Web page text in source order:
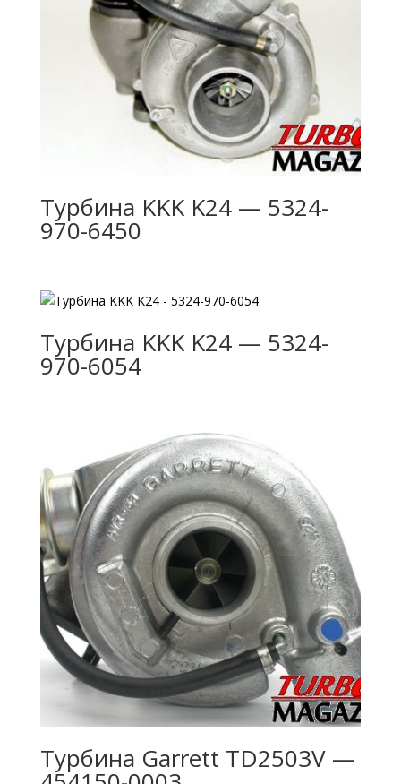
Турбина KKK K24 — 5324-
970-6450
Турбина KKK K24 — 5324-
970-6054
Турбина Garrett TD2503V —